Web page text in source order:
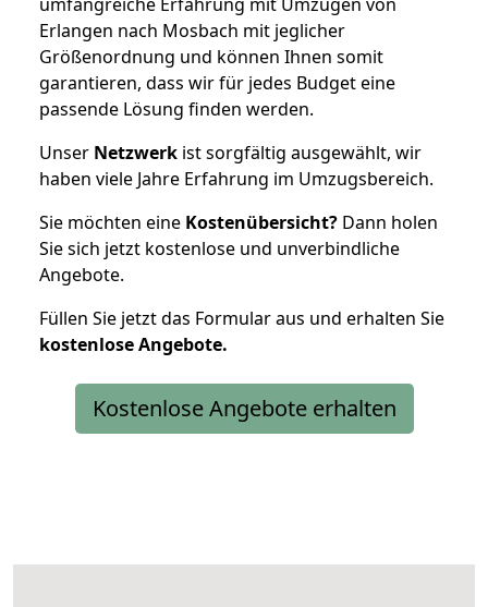
Erlangen nach Mosbach mit jeglicher
Größenordnung und können Ihnen somit
garantieren, dass wir für jedes Budget eine
passende Lösung finden werden.
Unser Netzwerk ist sorgfältig ausgewählt, wir
haben viele Jahre Erfahrung im Umzugsbereich.
Sie möchten eine Kostenübersicht? Dann holen
Sie sich jetzt kostenlose und unverbindliche
Angebote.
Füllen Sie jetzt das Formular aus und erhalten Sie
kostenloseAngebote.
Kostenlose Angebote erhalten